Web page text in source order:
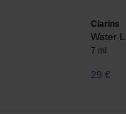
Clarins
Water
7 ml
29 €